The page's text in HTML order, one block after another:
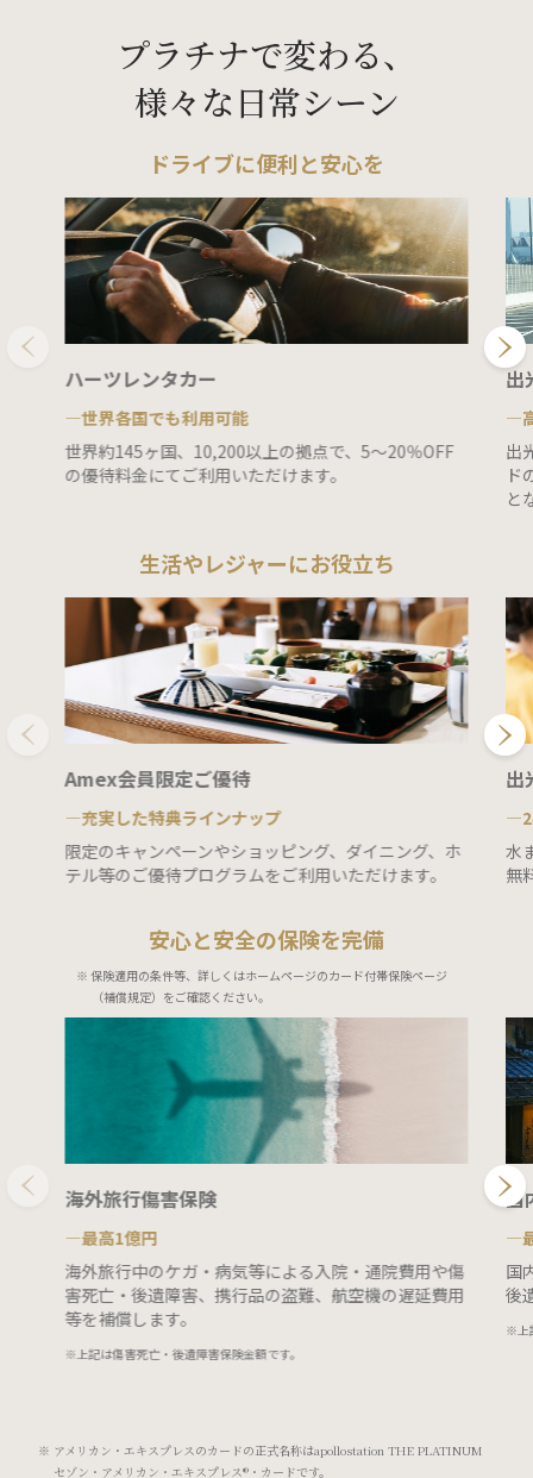
※家族会員様も無料でご登録いただけます。
※無料利用回数は年間５回までとなり、年間5回を超えるご利用
分につきましては有料となります。
※プライオリティ・パスのサービス内容は予告なく変更または終
など上質な時間をお過ごしいただける特別なご優待サー
ビスをご用意いたしました。
会員様専用コールセンターで、24時間365日、ご要望を
ご旅行、レストラン、ショッピング、フラワーギフトな
ど、あらゆる生活シーンに最善のプランをご提案しま
す。
憧れの名門コースでのラウンド、特別イベント・競技会
にご参加いただける「プレミアムゴルフサービス」の年
会費をご優待いたします。
プラチナで変わる、
様々な日常シーン
ドライブに便利と安心を
ハーツレンタカー
―世界各国でも利用可能
世界約145ヶ国、10,200以上の拠点で、5～20％OFF
の優待料金にてご利用いただけます。
出
―
出
ド
と
生活やレジャーにお役立ち
Amex会員限定ご優待
―充実した特典ラインナップ
限定のキャンペーンやショッピング、ダイニング、ホ
テル等のご優待プログラムをご利用いただけます。
出
水
無
安心と安全の保険を完備
※ 保険適用の条件等、詳しくはホームページのカード付帯保険ページ
（補償規定）をご確認ください。
海外旅行傷害保険
―最高1億円
海外旅行中のケガ・病気等による入院・通院費用や傷
害死亡・後遺障害、携行品の盗難、航空機の遅延費用
等を補償します。
※上記は傷害死亡・後遺障害保険金額です。
国
―
国
後
※上
※ アメリカン・エキスプレスのカードの正式名称はapollostation THE PLATINUM
セゾン・アメリカン・エキスプレス®・カードです。